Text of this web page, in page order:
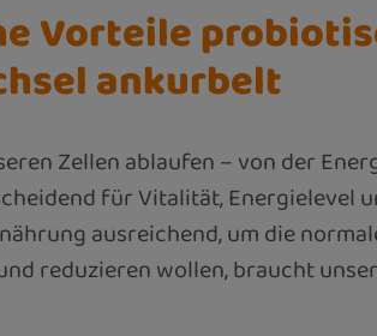
Vorteile
ankurbelt
Zellen ablaufen – von der
für Vitalität, Energielevel
ausreichend, um die
reduzieren wollen, braucht